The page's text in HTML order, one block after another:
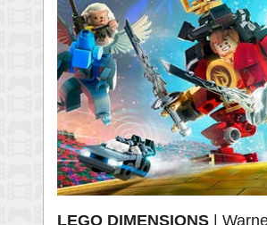
LEGO DIMENSIONS |